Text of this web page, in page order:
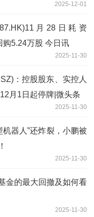
2025-12-01
月28日耗资
购5.24万股 今日讯
2025-11-30
：控股股东、实控人
月1日起停牌|微头条
2025-11-30
机器人”还炸裂，小鹏被
2025-11-30
金的最大回撤及如何看
2025-11-30